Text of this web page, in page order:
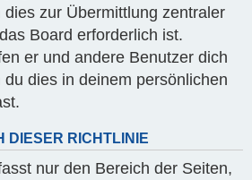
zur Übermittlung zentraler
Board erforderlich ist.
er und andere Benutzer dich
dies in deinem persönlichen
DIESER RICHTLINIE
nur den Bereich der Seiten,